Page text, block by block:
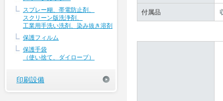
スプレー糊、帯電防止剤、
スクリーン版洗浄剤、
工業用手洗い洗剤、染み抜き溶剤
保護フィルム
保護手袋
（使い捨て、ダイローブ）
印刷設備
付属品